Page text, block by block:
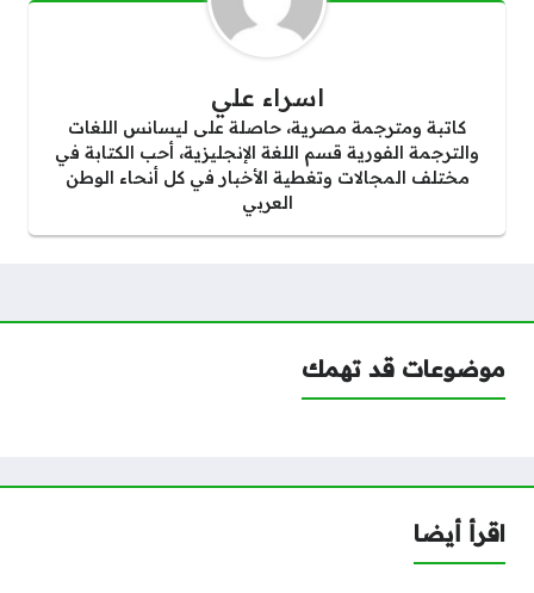
اسراء علي
كاتبة ومترجمة مصرية، حاصلة على ليسانس اللغات
والترجمة الفورية قسم اللغة الإنجليزية، أحب الكتابة في
مختلف المجالات وتغطية الأخبار في كل أنحاء الوطن
العربي
موضوعات قد تهمك
اقرأ أيضا